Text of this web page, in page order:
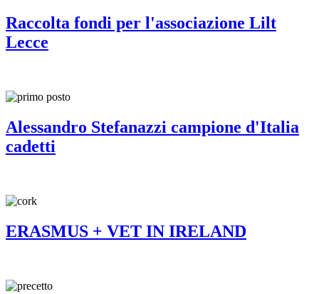
Raccolta fondi per l'associazione Lilt
Lecce
Alessandro Stefanazzi campione d'Italia
cadetti
ERASMUS + VET IN IRELAND